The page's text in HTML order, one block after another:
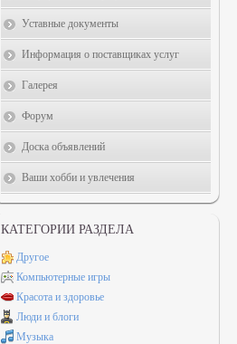
Уставные документы
Информация о поставщиках услуг
Галерея
Форум
Доска объявлений
Ваши хобби и увлечения
КАТЕГОРИИ РАЗДЕЛА
Другое
Компьютерные игры
Красота и здоровье
Люди и блоги
Музыка